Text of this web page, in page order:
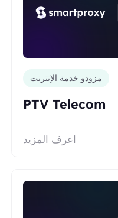
مزودو خدمة الإنترنت
PTV Telecom
اعرف المزيد